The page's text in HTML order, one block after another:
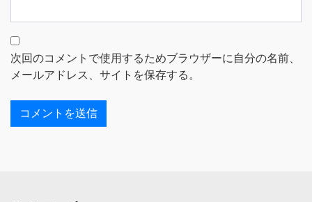
次回のコメントで使用するためブラウザーに自分の名前、
メールアドレス、サイトを保存する。